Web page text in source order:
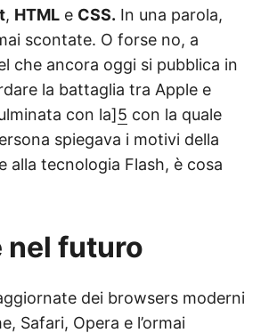
, HTML e CSS. In una parola,
scontate. O forse no, a
che ancora oggi si pubblica in
la battaglia tra Apple e
con la]5 con la quale
spiegava i motivi della
alla tecnologia Flash, è cosa
nel futuro
dei browsers moderni
Safari, Opera e l’ormai